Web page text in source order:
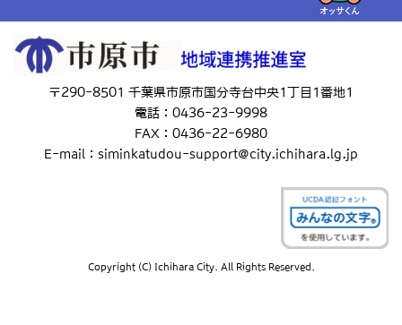
〒290-8501 千葉県市原市国分寺台中央1丁目1番地1
電話：0436-23-9998
FAX：0436-22-6980
E-mail：siminkatudou-support@city.ichihara.lg.jp
Copyright (C) Ichihara City. All Rights Reserved.